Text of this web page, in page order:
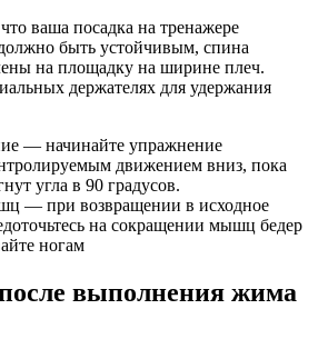
ваша посадка на тренажере
быть устойчивым, спина
на площадку на ширине плеч.
держателях для удержания
— начинайте упражнение
движением вниз, пока
угла в 90 градусов.
— при возвращении в исходное
на сокращении мышц бедер
ногам
выполнения жима